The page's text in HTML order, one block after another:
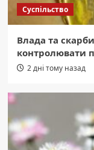
Суспільство
Влада та
контролювати
2 дні тому назад